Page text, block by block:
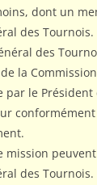
dont un
des Tournois.
des
la
le Président
conformément
mission
des